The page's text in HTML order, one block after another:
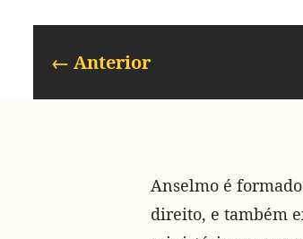
← Anterior
Anselmo é
direito, e também